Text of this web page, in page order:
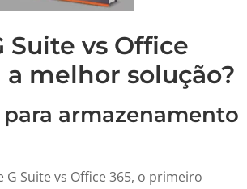
Suite vs Office
a melhor solução?
para armazenamento
G Suite vs Office 365, o primeiro